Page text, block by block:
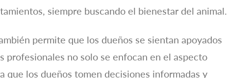
siempre buscando el bienestar del animal.
permite que los dueños se sientan apoyados
profesionales no solo se enfocan en el aspecto
que los dueños tomen decisiones informadas y